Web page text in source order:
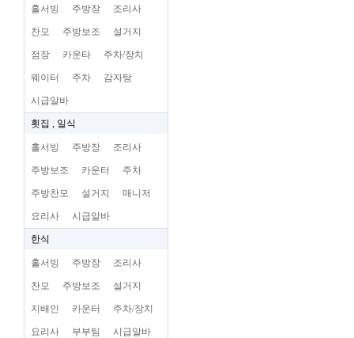
홀서빙 주방장 조리사
찬모 주방보조 설거지
점장 카운타 주차/장치
웨이터 주차 감자탕
시급알바
횟집 , 일식
홀서빙 주방장 조리사
주방보조 카운터 주차
주방찬모 설거지 매니저
요리사 시급알바
한식
홀서빙 주방장 조리사
찬모 주방보조 설거지
지배인 카운터 주차/장치
요리사 부부팀 시급알바